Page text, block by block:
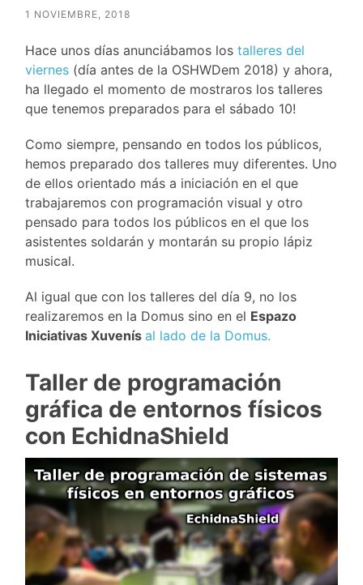
1 NOVIEMBRE, 2018
Hace unos días anunciábamos lostalleres del
viernes (día antes de la OSHWDem 2018) y ahora,
ha llegado el momento de mostraros los talleres
que tenemos preparados para el sábado 10!
Como siempre, pensando en todos los públicos,
hemos preparado dos talleres muy diferentes. Uno
de ellos orientado más a iniciación en el que
trabajaremos con programación visual y otro
pensado para todos los públicos en el que los
asistentes soldarán y montarán su propio lápiz
musical.
Al igual que con los talleres del día 9, no los
realizaremos en la Domus sino en el Espazo
Iniciativas Xuvenísal lado de la Domus.
Taller de programación
gráfica de entornos físicos
con EchidnaShield